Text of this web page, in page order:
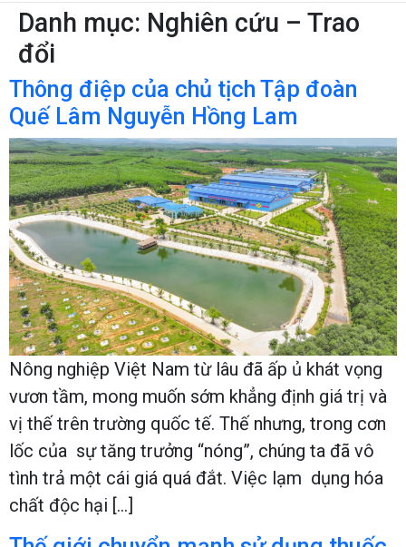
Danh mục: Nghiên cứu – Trao
đổi
Thông điệp của chủ tịch Tập đoàn
Quế Lâm Nguyễn Hồng Lam
Nông nghiệp Việt Nam từ lâu đã ấp ủ khát vọng
vươn tầm, mong muốn sớm khẳng định giá trị và
vị thế trên trường quốc tế. Thế nhưng, trong cơn
lốc của sự tăng trưởng “nóng”, chúng ta đã vô
tình trả một cái giá quá đắt. Việc lạm dụng hóa
chất độc hại […]